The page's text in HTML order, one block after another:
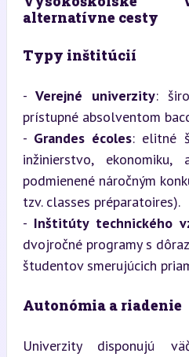
alternatívne cesty
Typy inštitúcií
- Verejné univerzity:
prístupné absolventom
- Grandes écoles: elitné
inžinierstvo, ekonomiku,
podmienené náročným
tzv. classes préparatoires).
- Inštitúty technického
dvojročné programy s
študentov smerujúcich
Autonómia a riadenie
Univerzity disponujú